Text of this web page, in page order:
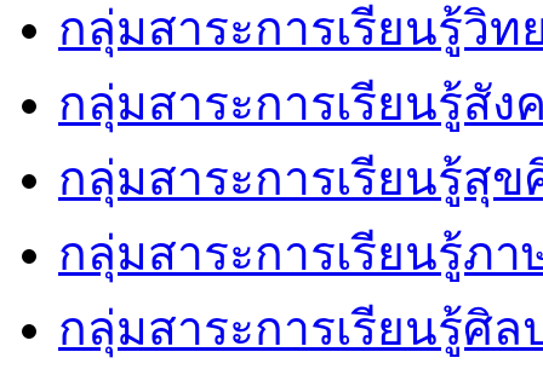
กลุ่มสาระการเรียนรู้วิท
กลุ่มสาระการเรียนรู้สัง
กลุ่มสาระการเรียนรู้สุ
กลุ่มสาระการเรียนรู้ภา
กลุ่มสาระการเรียนรู้ศิล